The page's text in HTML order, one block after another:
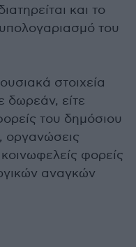
και το
του
στοιχεία
δωρεάν, είτε
του δημόσιου
, οργανώσεις
φορείς
αναγκών